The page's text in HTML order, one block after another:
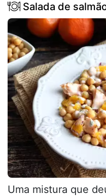
Salada de
Uma mistura que